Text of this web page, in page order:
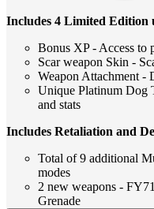
Includes 4 Limited Edition
Bonus XP - Access to
Scar weapon Skin -
Weapon Attachment -
Unique Platinum Dog
and stats
Includes Retaliation and
Total of 9 additional
modes
2 new weapons -
Grenade